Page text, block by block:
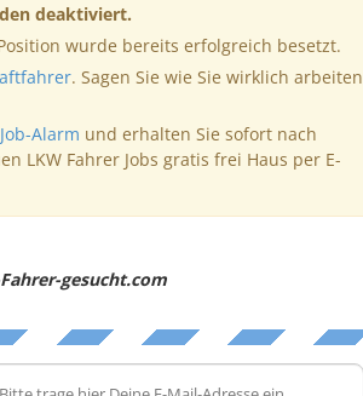
deaktiviert.
wurde bereits erfolgreich besetzt.
. Sagen Sie wie Sie wirklich arbeiten
Job-Alarm und erhalten Sie sofort nach
LKW Fahrer Jobs gratis frei Haus per E-
gesucht.com